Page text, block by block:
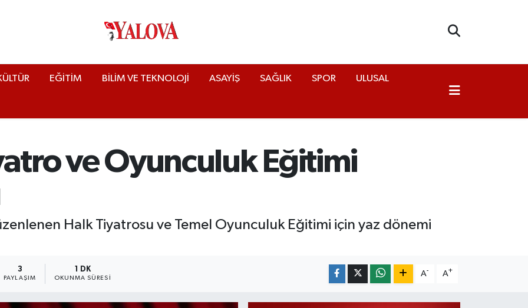
EĞİTİM BİLİM VE TEKNOLOJİ ASAYİŞ SAĞLIK SPOR ULUSAL
ve Oyunculuk Eğitimi
Halk Tiyatrosu ve Temel Oyunculuk Eğitimi için yaz dönemi
3
PAYLAŞIM
1 DK
OKUNMA SÜRESI
A- A+